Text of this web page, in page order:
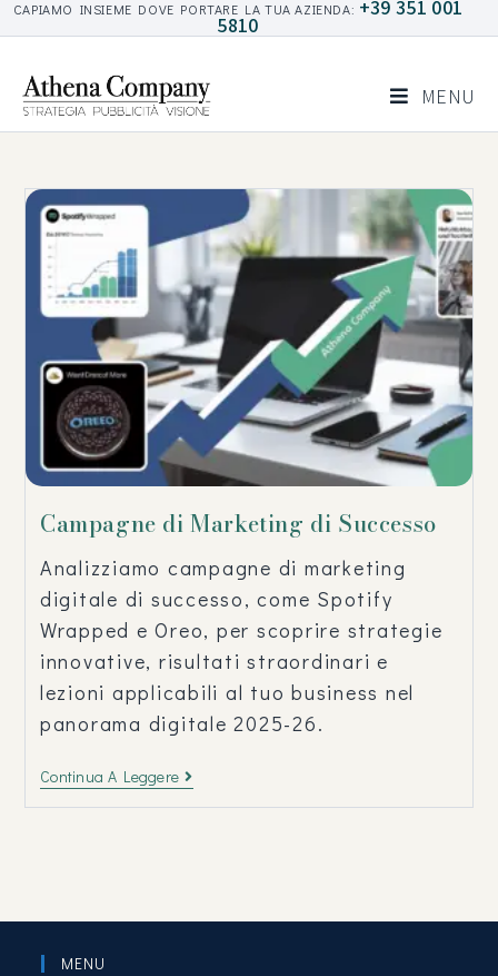
CAPIAMO INSIEME DOVE PORTARE LA TUA AZIENDA: +39 351 001
5810
MENU
Campagne di Marketing di Successo
Analizziamo campagne di marketing
digitale di successo, come Spotify
Wrapped e Oreo, per scoprire strategie
innovative, risultati straordinari e
lezioni applicabili al tuo business nel
panorama digitale 2025-26.
Continua A Leggere
MENU